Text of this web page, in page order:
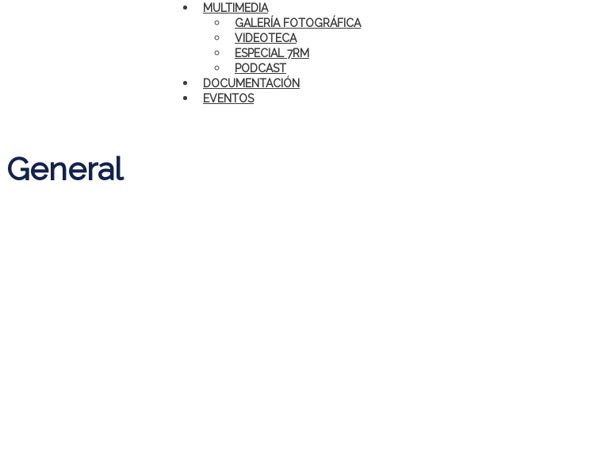
MULTIMEDIA
GALERÍA FOTOGRÁFICA
VIDEOTECA
ESPECIAL 7RM
PODCAST
DOCUMENTACIÓN
EVENTOS
General